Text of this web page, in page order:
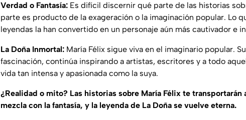
Verdad o Fantasía: Es difícil discernir qué parte de las historias
parte es producto de la exageración o la imaginación popular. Lo
leyendas la han convertido en un personaje aún más cautivador e
La Doña Inmortal: María Félix sigue viva en el imaginario popular.
fascinación, continúa inspirando a artistas, escritores y a todo
vida tan intensa y apasionada como la suya.
¿Realidad o mito? Las historias sobre María Félix te transportarán
mezcla con la fantasía, y la leyenda de La Doña se vuelve eterna.